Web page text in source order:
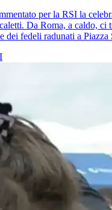
per la RSI la
Da Roma, a caldo, ci
dei fedeli radunati a Piazza